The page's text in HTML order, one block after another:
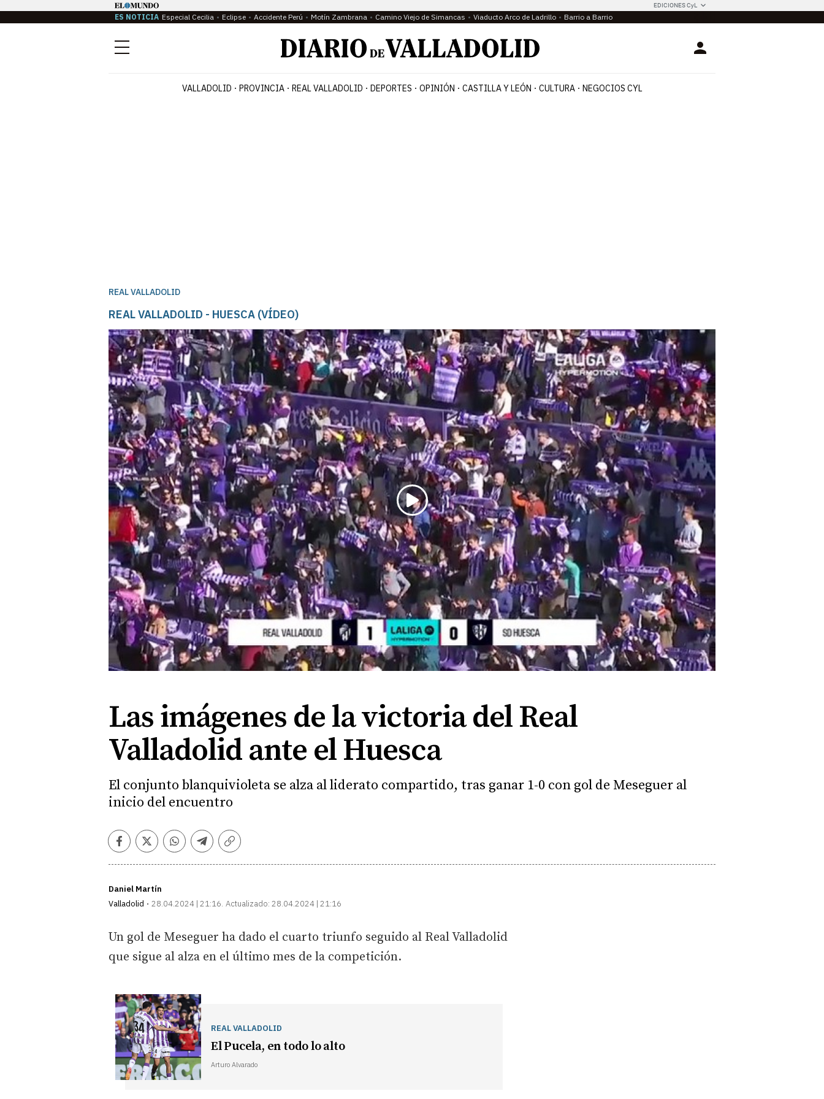
EDICIONES CyL
ES NOTICIA Especial Cecilia Eclipse Accidente Perú Motín Zambrana Camino Viejo de Simancas Viaducto Arco de Ladrillo Barrio a Barrio
Menú Login
VALLADOLID PROVINCIA REAL VALLADOLID DEPORTES OPINIÓN CASTILLA Y LEÓN CULTURA NEGOCIOS CYL
REAL VALLADOLID
REAL VALLADOLID - HUESCA (VÍDEO)
Las imágenes de la victoria del Real
Valladolid ante el Huesca
El conjunto blanquivioleta se alza al liderato compartido, tras ganar 1-0 con gol de Meseguer al
inicio del encuentro
Facebook
TwitterWhatsapp
Telegram
Copiar
Daniel Martín
Valladolid
28.04.2024 | 21:16 Actualizado: 28.04.2024 | 21:16
Un gol de Meseguer ha dado el cuarto triunfo seguido al Real Valladolid
que sigue al alza en el último mes de la competición.
REAL VALLADOLID
El Pucela, en todo lo alto
Arturo Alvarado